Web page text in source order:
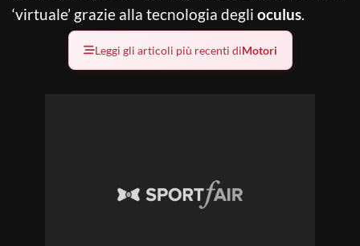
‘virtuale’ grazie alla tecnologia degli oculus.
Leggi gli articoli più recenti diMotori